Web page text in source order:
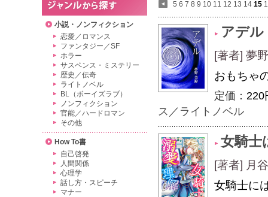
5 6 7 8 9 10 11 12 13 14 15
アデル
[著者] 夢
おもちゃ
定価： 220
ス ／ ライトノベル
女騎士
[著者] 月
女騎士に
小説・ノンフィクション
恋愛／ロマンス
ファンタジー／SF
ホラー
サスペンス・ミステリー
歴史／伝奇
ライトノベル
BL（ボーイズラブ）
ノンフィクション
官能／ハードロマン
その他
How To書
自己啓発
人間関係
心理学
話し方・スピーチ
マナー